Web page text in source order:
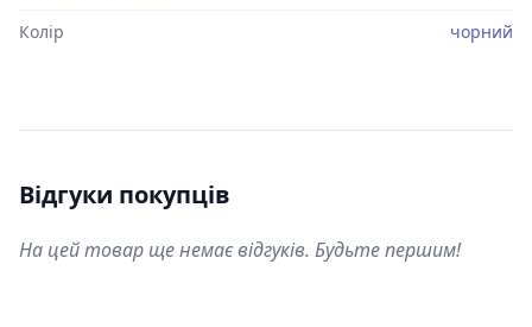
Колір
чорний
Відгуки покупців
На цей товар ще немає відгуків. Будьте першим!